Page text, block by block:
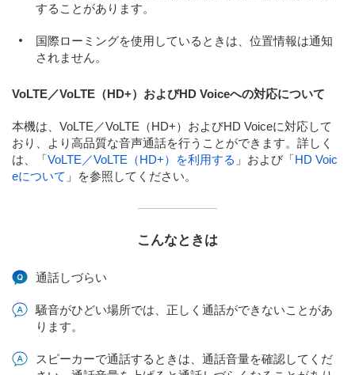
することがあります。
国際ローミングを使用しているときは、位置情報は通知
されません。
VoLTE／VoLTE（HD+）およびHD Voiceへの対応について
本機は、VoLTE／VoLTE（HD+）およびHD Voiceに対応して
おり、より高品質な音声通話を行うことができます。詳しく
は、「VoLTE／VoLTE（HD+）を利用する 」および「HD Voic
eについて 」を参照してください。
こんなときは
通話しづらい
騒音がひどい場所では、正しく通話ができないことがあ
ります。
スピーカーで通話するときは、通話音量を確認してくだ